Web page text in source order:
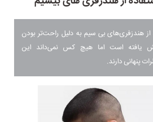
از هندزفری‌های بی سیم به دلیل راحت‌تر بودن
یافته است اما هیچ کس نمی‌داند این
پنهانی دارند.